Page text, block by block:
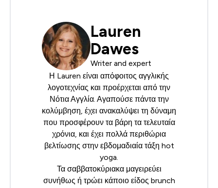
Lauren
Dawes
Writer and expert
Η Lauren είναι απόφοιτος αγγλικής
λογοτεχνίας και προέρχεται από την
Νότια Αγγλία. Αγαπούσε πάντα την
κολύμβηση, έχει ανακαλύψει τη δύναμη
που προσφέρουν τα βάρη τα τελευταία
χρόνια, και έχει πολλά περιθώρια
βελτίωσης στην εβδομαδιαία τάξη hot
yoga.
Τα σαββατοκύριακα μαγειρεύει
συνήθως ή τρώει κάποιο είδος brunch